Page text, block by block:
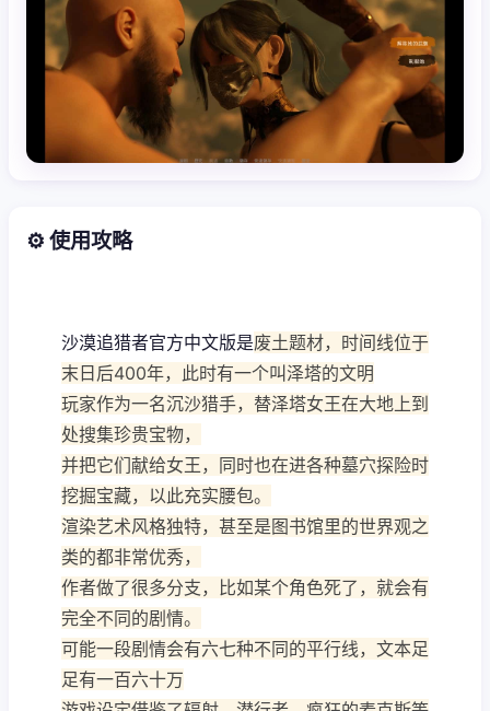
⚙️ 使用攻略
沙漠追猎者官方中文版是废土题材，时间线位于
末日后400年，此时有一个叫泽塔的文明
玩家作为一名沉沙猎手，替泽塔女王在大地上到
处搜集珍贵宝物，
并把它们献给女王，同时也在进各种墓穴探险时
挖掘宝藏，以此充实腰包。
渲染艺术风格独特，甚至是图书馆里的世界观之
类的都非常优秀，
作者做了很多分支，比如某个角色死了，就会有
完全不同的剧情。
可能一段剧情会有六七种不同的平行线，文本足
足有一百六十万